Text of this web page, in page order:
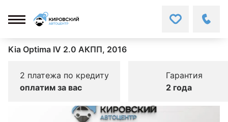
Kia Optima IV 2.0 АКПП, 2016
2 платежа по кредиту
оплатим за вас
Гарантия
2 года